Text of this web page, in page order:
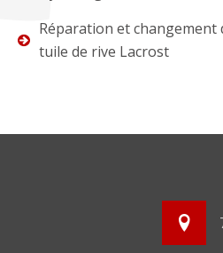
Réparation et changement
tuile de rive Lacrost